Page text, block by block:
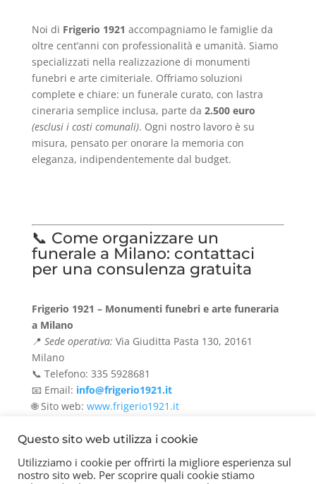
Noi di Frigerio 1921 accompagniamo le famiglie da
oltre cent’anni con professionalità e umanità. Siamo
specializzati nella realizzazione di monumenti
funebri e arte cimiteriale. Offriamo soluzioni
complete e chiare: un funerale curato, con lastra
cineraria semplice inclusa, parte da 2.500 euro
(esclusi i costi comunali). Ogni nostro lavoro è su
misura, pensato per onorare la memoria con
eleganza, indipendentemente dal budget.
📞 Come organizzare un
funerale a Milano: contattaci
per una consulenza gratuita
Frigerio 1921 – Monumenti funebri e arte funeraria
a Milano
📍 Sede operativa: Via Giuditta Pasta 130, 20161
Milano
📞 Telefono: 335 5928681
📧 Email: info@frigerio1921.it
🌐 Sito web: www.frigerio1921.it
Contatti Chi siamo Privacy Policy
Questo sito web utilizza i cookie
Utilizziamo i cookie per offrirti la migliore esperienza sul
nostro sito web. Per scoprire quali cookie stiamo